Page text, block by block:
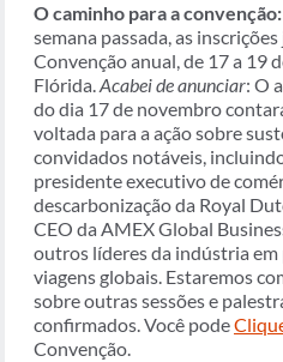
O caminho para a convenção:
semana passada, as
Convenção anual, de 17 a 19
Flórida.Acabei de anunciar: O
do dia 17 de novembro
voltada para a ação sobre
convidados notáveis,
presidente executivo de
descarbonização da Royal
CEO da AMEX Global
outros líderes da indústria em
viagens globais. Estaremos
sobre outras sessões e
confirmados. Você pode
Convenção.